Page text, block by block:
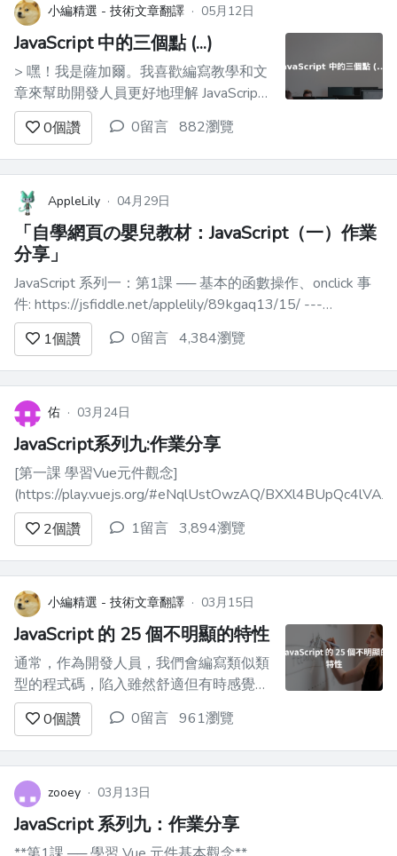
小編精選 - 技術文章翻譯 · 05月12日
JavaScript 中的三個點 (...)
> 嘿！我是薩加爾。我喜歡編寫教學和文
章來幫助開發人員更好地理解 JavaScript
的魔力。如果您對本文有任何疑問，請發
表評論，我會回覆您，或在 Twitter
[@sagar\_codes]
(https://twitter.com/sagar_codes)上找到
我。 在這篇文章中，我們將...
0個讚 0留言 882瀏覽
AppleLily · 04月29日
「自學網頁の嬰兒教材：JavaScript（一）作業
分享」
JavaScript 系列一：第1課 ── 基本的函數操作、onclick 事
件: https://jsfiddle.net/applelily/89kgaq13/15/ ---
JavaScript 系列一：第2課 ── 基本的變數操作、從 html 取
得內容: https://jsf...
1個讚 0留言 4,384瀏覽
佑 · 03月24日
JavaScript系列九:作業分享
[第一課 學習Vue元件觀念]
(https://play.vuejs.org/#eNqlUstOwzAQ/
2個讚 1留言 3,894瀏覽
小編精選 - 技術文章翻譯 · 03月15日
JavaScript 的 25 個不明顯的特性
通常，作為開發人員，我們會編寫類似類
型的程式碼，陷入雖然舒適但有時感覺很
平凡的模式。 然而，JavaScript 的世界是
廣闊的，充滿了高級功能，當發現和使用
這些功能時，可以將我們的開發工作變得
更加令人興奮和充實。 在本指南中，我
們將揭曉 25 個高級 JavaScript 功能，這
些功...
0個讚 0留言 961瀏覽
zooey · 03月13日
JavaScript 系列九：作業分享